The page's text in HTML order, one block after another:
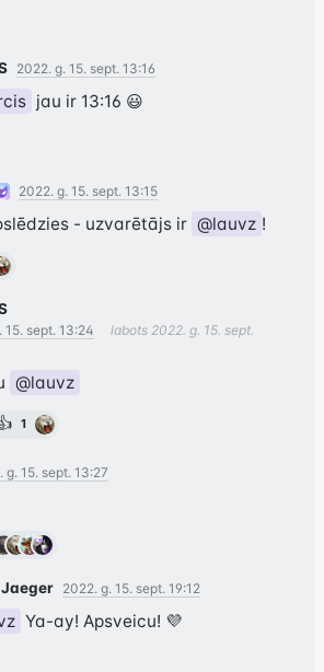
2022. g. 15. sept. 13:16
jau ir 13:16 😃
2022. g. 15. sept. 13:15
- uzvarētājs ir @lauvz !
15. sept. 13:24 labots 2022. g. 15. sept.
@lauvz
1
g. 15. sept. 13:27
Jaeger 2022. g. 15. sept. 19:12
Ya-ay! Apsveicu! 💜